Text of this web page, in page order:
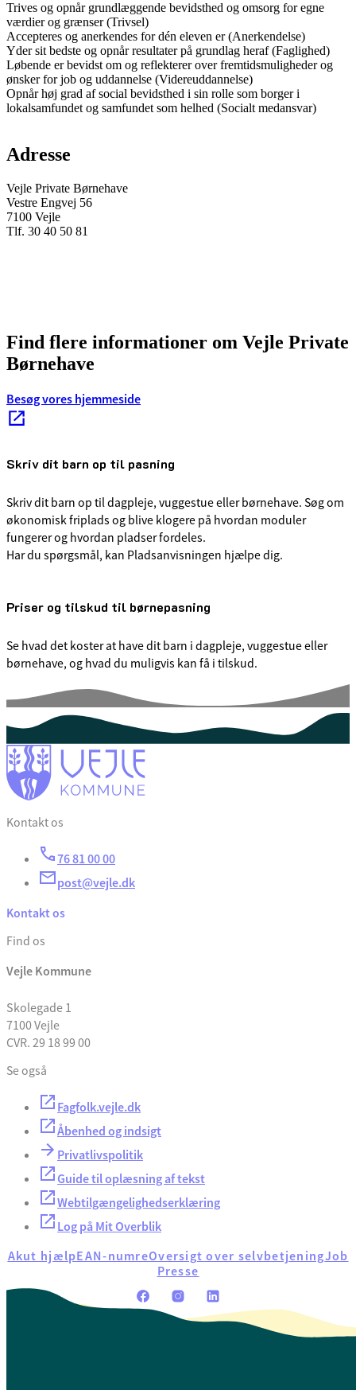
Trives og opnår grundlæggende bevidsthed og omsorg for egne
værdier og grænser (Trivsel)
Accepteres og anerkendes for dén eleven er (Anerkendelse)
Yder sit bedste og opnår resultater på grundlag heraf (Faglighed)
Løbende er bevidst om og reflekterer over fremtidsmuligheder og
ønsker for job og uddannelse (Videreuddannelse)
Opnår høj grad af social bevidsthed i sin rolle som borger i
lokalsamfundet og samfundet som helhed (Socialt medansvar)
Adresse
Vejle Private Børnehave
Vestre Engvej 56
7100 Vejle
Tlf. 30 40 50 81
Find flere informationer om Vejle Private
Børnehave
Besøg vores hjemmeside
Skriv dit barn op til pasning
Skriv dit barn op til dagpleje, vuggestue eller børnehave. Søg om
økonomisk friplads og blive klogere på hvordan moduler
fungerer og hvordan pladser fordeles.
Har du spørgsmål, kan Pladsanvisningen hjælpe dig.
Priser og tilskud til børnepasning
Se hvad det koster at have dit barn i dagpleje, vuggestue eller
børnehave, og hvad du muligvis kan få i tilskud.
Kontakt os
76 81 00 00
post@vejle.dk
Kontakt os
Find os
Vejle Kommune
Skolegade 1
7100 Vejle
CVR. 29 18 99 00
Se også
Fagfolk.vejle.dk
Åbenhed og indsigt
Privatlivspolitik
Guide til oplæsning af tekst
Webtilgængelighedserklæring
Log på Mit Overblik
Akut hjælpEAN-numreOversigt over selvbetjeningJob
Presse